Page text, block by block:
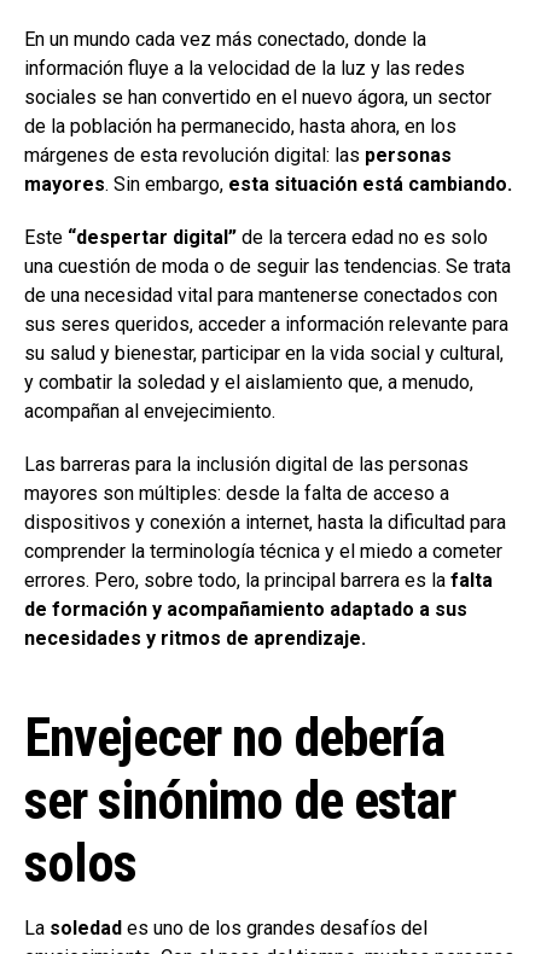
En un mundo cada vez más conectado, donde la
información fluye a la velocidad de la luz y las redes
sociales se han convertido en el nuevo ágora, un sector
de la población ha permanecido, hasta ahora, en los
márgenes de esta revolución digital: las personas
mayores. Sin embargo, esta situación está cambiando.
Este “despertar digital” de la tercera edad no es solo
una cuestión de moda o de seguir las tendencias. Se trata
de una necesidad vital para mantenerse conectados con
sus seres queridos, acceder a información relevante para
su salud y bienestar, participar en la vida social y cultural,
y combatir la soledad y el aislamiento que, a menudo,
acompañan al envejecimiento.
Las barreras para la inclusión digital de las personas
mayores son múltiples: desde la falta de acceso a
dispositivos y conexión a internet, hasta la dificultad para
comprender la terminología técnica y el miedo a cometer
errores. Pero, sobre todo, la principal barrera es la falta
de formación y acompañamiento adaptado a sus
necesidades y ritmos de aprendizaje.
Envejecer no debería
ser sinónimo de estar
solos
La soledad es uno de los grandes desafíos del